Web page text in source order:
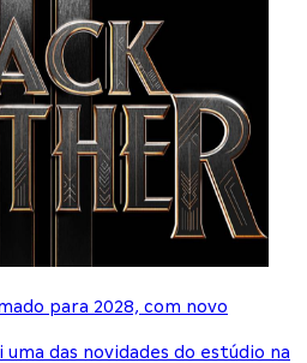
para 2028, com novo
das novidades do estúdio na